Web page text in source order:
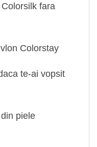
fara
Colorstay
te-ai vopsit
piele